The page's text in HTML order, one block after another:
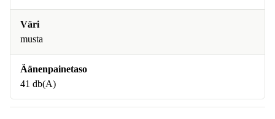
Väri
musta
Äänenpainetaso
41 db(A)